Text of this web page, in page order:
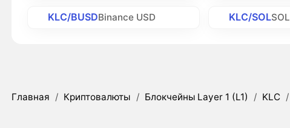
KLC/BUSDBinance USD KLC/SOLSOL
Главная / Криптовалюты / Блокчейны Layer 1 (L1) / KLC /